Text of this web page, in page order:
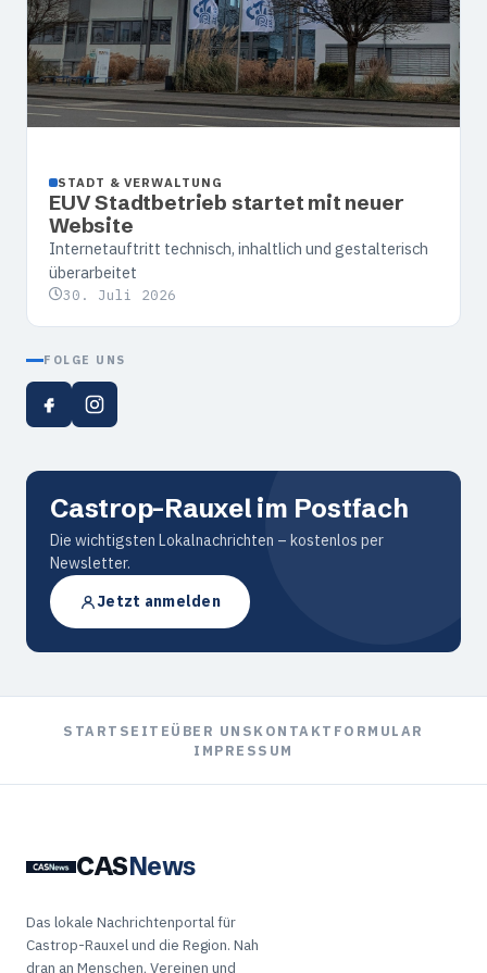
STADT & VERWALTUNG
EUV Stadtbetrieb startet mit neuer
Website
Internetauftritt technisch, inhaltlich und gestalterisch
überarbeitet
30. Juli 2026
FOLGE UNS
Castrop-Rauxel im Postfach
Die wichtigsten Lokalnachrichten – kostenlos per
Newsletter.
Jetzt anmelden
STARTSEITEÜBER UNSKONTAKTFORMULAR
IMPRESSUM
CASNews
Das lokale Nachrichtenportal für
Castrop-Rauxel und die Region. Nah
dran an Menschen, Vereinen und